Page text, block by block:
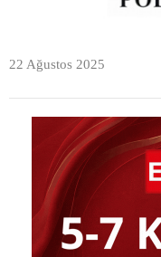
22 Ağustos 2025